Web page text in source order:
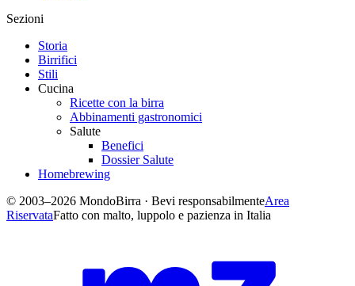
Sezioni
Storia
Birrifici
Stili
Cucina
Ricette con la birra
Abbinamenti gastronomici
Salute
Benefici
Dossier Salute
Homebrewing
© 2003–2026 MondoBirra · Bevi responsabilmenteArea
RiservataFatto con malto, luppolo e pazienza in Italia